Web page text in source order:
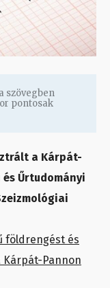
szövegben
pontosak
a Kárpát-
és Űrtudományi
földrengést és
Pannon